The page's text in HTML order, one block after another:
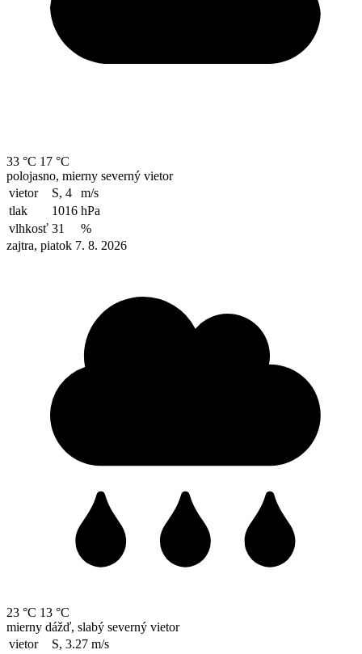
33 °C 17 °C
polojasno, mierny severný vietor
vietor
S, 4
m/s
tlak
1016 hPa
vlhkosť 31
%
zajtra, piatok 7. 8. 2026
23 °C 13 °C
mierny dážď, slabý severný vietor
vietor
S, 3.27 m/s